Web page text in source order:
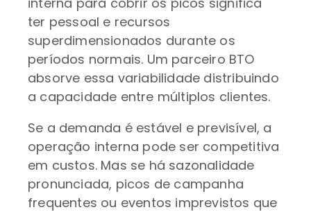
ter pessoal e recursos
superdimensionados durante os
períodos normais. Um parceiro BTO
absorve essa variabilidade distribuindo
a capacidade entre múltiplos clientes.
Se a demanda é estável e previsível, a
operação interna pode ser competitiva
em custos. Mas se há sazonalidade
pronunciada, picos de campanha
frequentes ou eventos imprevistos que